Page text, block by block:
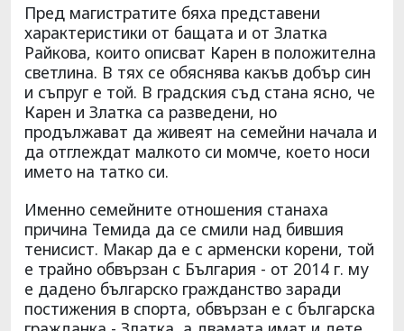
Пред магистратите бяха представени
характеристики от бащата и от Златка
Райкова, които описват Карен в положителна
светлина. В тях се обяснява какъв добър син
и съпруг е той. В градския съд стана ясно, че
Карен и Златка са разведени, но
продължават да живеят на семейни начала и
да отглеждат малкото си момче, което носи
името на татко си.
Именно семейните отношения станаха
причина Темида да се смили над бившия
тенисист. Макар да е с арменски корени, той
е трайно обвързан с България - от 2014 г. му
е дадено българско гражданство заради
постижения в спорта, обвързан е с българска